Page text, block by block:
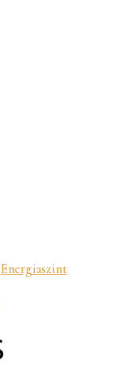
Energiaszint